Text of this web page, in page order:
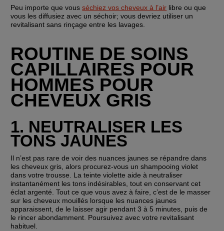
Peu importe que vous séchiez vos cheveux à l’air libre ou que
vous les diffusiez avec un séchoir; vous devriez utiliser un
revitalisant sans rinçage entre les lavages.
ROUTINE DE SOINS
CAPILLAIRES POUR
HOMMES POUR
CHEVEUX GRIS
1. NEUTRALISER LES
TONS JAUNES
Il n’est pas rare de voir des nuances jaunes se répandre dans
les cheveux gris, alors procurez-vous un shampooing violet
dans votre trousse. La teinte violette aide à neutraliser
instantanément les tons indésirables, tout en conservant cet
éclat argenté. Tout ce que vous avez à faire, c’est de le masser
sur les cheveux mouillés lorsque les nuances jaunes
apparaissent, de le laisser agir pendant 3 à 5 minutes, puis de
le rincer abondamment. Poursuivez avec votre revitalisant
habituel.